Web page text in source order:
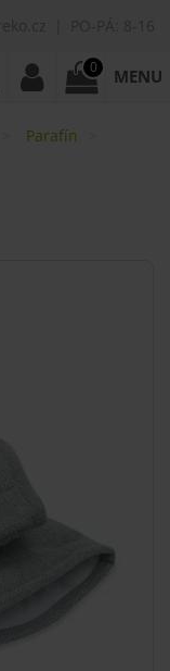
0 MENU
Parafín